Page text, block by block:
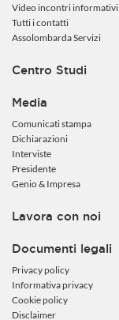
Video incontri informativi
Tutti i contatti
Assolombarda Servizi
Centro Studi
Media
Comunicati stampa
Dichiarazioni
Interviste
Presidente
Genio & Impresa
Lavora con noi
Documenti legali
Privacy policy
Informativa privacy
Cookie policy
Disclaimer